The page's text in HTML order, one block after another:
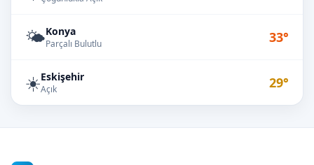
🌤️Konya
Parçalı Bulutlu 33°
☀️Eskişehir
Açık 29°